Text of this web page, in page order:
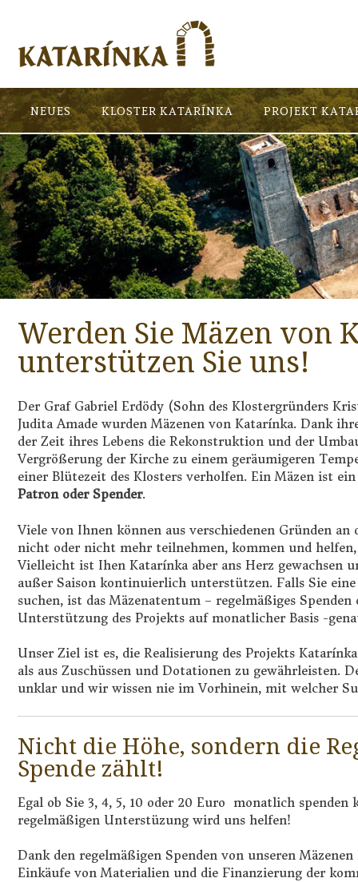
NEUES KLOSTER KATARÍNKA PROJEKT
Werden Sie Mäzen von
unterstützen Sie uns!
Der Graf Gabriel Erdödy (Sohn des Klostergründers
Judita Amade wurden Mäzenen von Katarínka. Dank
der Zeit ihres Lebens die Rekonstruktion und der
Vergrößerung der Kirche zu einem geräumigeren
einer Blütezeit des Klosters verholfen. Ein Mäzen ist
Patron oder Spender.
Viele von Ihnen können aus verschiedenen Gründen
nicht oder nicht mehr teilnehmen, kommen und helfen,
Vielleicht ist Ihen Katarínka aber ans Herz gewachsen
außer Saison kontinuierlich unterstützen. Falls Sie
suchen, ist das Mäzenatentum – regelmäßiges
Unterstützung des Projekts auf monatlicher Basis -
Unser Ziel ist es, die Realisierung des Projekts
als aus Zuschüssen und Dotationen zu gewährleisten.
unklar und wir wissen nie im Vorhinein, mit welcher
Nicht die Höhe, sondern die
Spende zählt!
Egal ob Sie 3, 4, 5, 10 oder 20 Euro monatlich spenden
regelmäßigen Unterstüzung wird uns helfen!
Dank den regelmäßigen Spenden von unseren
Einkäufe von Materialien und die Finanzierung der